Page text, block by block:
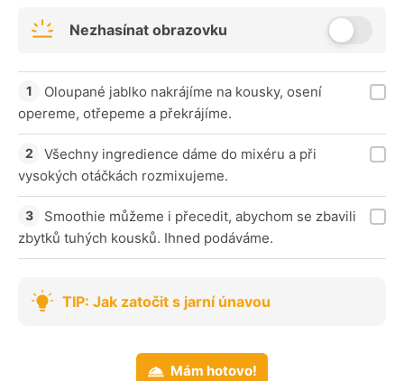
Nezhasínat obrazovku
Oloupané jablko nakrájíme na kousky, osení
opereme, otřepeme a překrájíme.
Všechny ingredience dáme do mixéru a při
vysokých otáčkách rozmixujeme.
Smoothie můžeme i přecedit, abychom se zbavili
zbytků tuhých kousků. Ihned podáváme.
TIP: Jak zatočit s jarní únavou
Mám hotovo!